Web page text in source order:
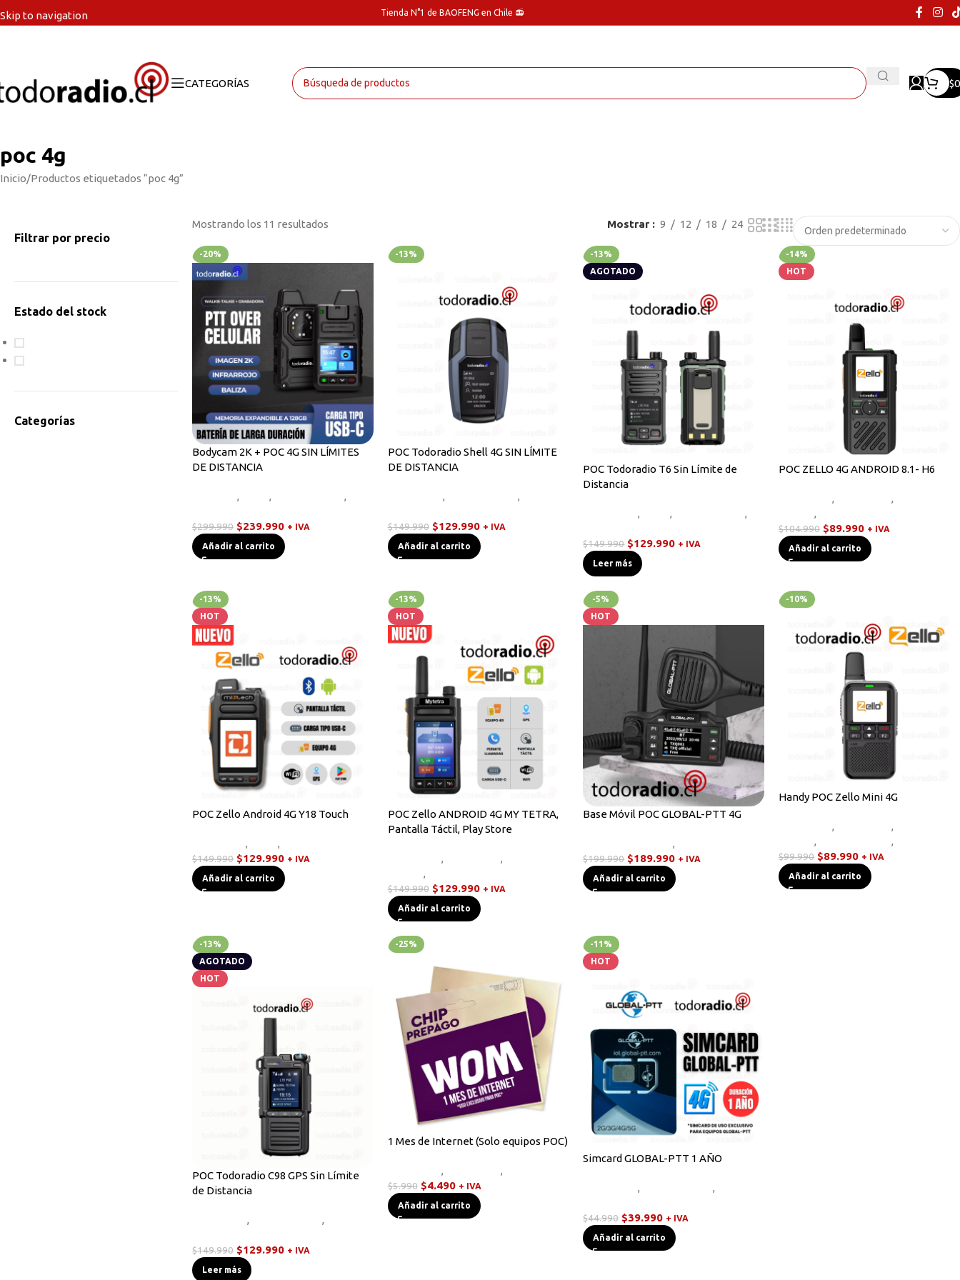
Skip to navigation
Tienda N°1 de BAOFENG en Chile 📻
CATEGORÍAS $0
poc 4g
Inicio Productos etiquetados “poc 4g”
Filtrar por precio
Estado del stock
Categorías
Mostrando los 11 resultados Mostrar 9 12 18 24
-20%
Bodycam 2K + POC 4G SIN LÍMITES
DE DISTANCIA
, ,
,
$299.990 $239.990 + IVA
Añadir al carrito
-13%
POC Todoradio Shell 4G SIN LÍMITE
DE DISTANCIA
, ,
$149.990 $129.990 + IVA
Añadir al carrito
-13%
AGOTADO
POC Todoradio T6 Sin Límite de
Distancia
Novedades, Otros, Radios Handys,
$149.990 $129.990 + IVA
Leer más
-14%
HOT
POC ZELLO 4G ANDROID 8.1- H6
Equipos HF, Novedades,
Handys,
$104.990 $89.990 + IVA
Añadir al carrito
-13%
HOT
POC Zello Android 4G Y18 Touch
, ,
$149.990 $129.990 + IVA
Añadir al carrito
-13%
HOT
POC Zello ANDROID 4G MY TETRA,
Pantalla Táctil, Play Store
, ,
,
$149.990 $129.990 + IVA
Añadir al carrito
-5%
HOT
Base Móvil POC GLOBAL-PTT 4G
Radios Base/Móvil,
$199.990 $189.990 + IVA
Añadir al carrito
-10%
Handy POC Zello Mini 4G
Equipos HF, Novedades,
Handys, Sin categorizar,
$99.990 $89.990 + IVA
Añadir al carrito
-13%
AGOTADO
HOT
POC Todoradio C98 GPS Sin Límite
de Distancia
, ,
$149.990 $129.990 + IVA
Leer más
-25%
1 Mes de Internet (Solo equipos POC)
, ,
$5.990 $4.490 + IVA
Añadir al carrito
-11%
HOT
Simcard GLOBAL-PTT 1 AÑO
Novedades, Radios Handys,
$44.990 $39.990 + IVA
Añadir al carrito